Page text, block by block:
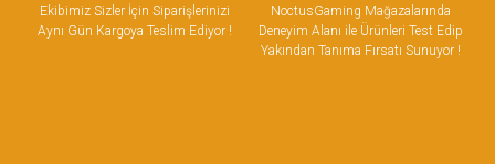
Ekibimiz Sizler İçin Siparişlerinizi
Aynı Gün Kargoya Teslim Ediyor !
NoctusGaming Mağazalarında
Deneyim Alanı ile Ürünleri Test Edip
Yakından Tanıma Fırsatı Sunuyor !